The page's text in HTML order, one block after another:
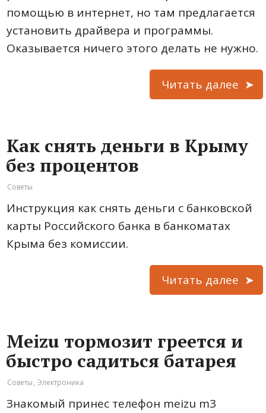
помощью в интернет, но там предлагается
установить драйвера и программы.
Оказывается ничего этого делать не нужно.
Читать далее
Как снять деньги в Крыму
без процентов
Советы
Инструкция как снять деньги с банковской
карты Российского банка в банкоматах
Крыма без комиссии.
Читать далее
Meizu тормозит греется и
быстро садиться батарея
Советы, Электроника
Знакомый принес телефон meizu m3